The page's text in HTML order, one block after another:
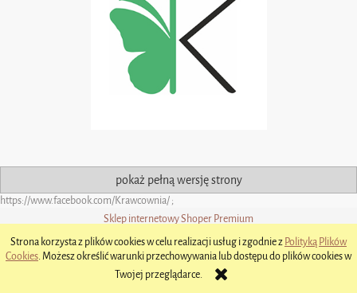
Strona korzysta z plików cookies w celu realizacji usług i zgodnie zPolityką Plików
Cookies. Możesz określić warunki przechowywania lub dostępu do plików cookies w
Twojej przeglądarce.
pokaż pełną wersję strony
https://www.facebook.com/Krawcownia/;
Sklep internetowy Shoper Premium